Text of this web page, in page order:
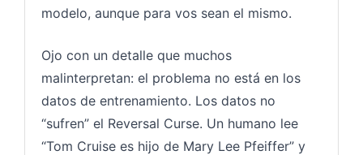
modelo, aunque para vos sean el mismo.
Ojo con un detalle que muchos
malinterpretan: el problema no está en los
datos de entrenamiento. Los datos no
“sufren” el Reversal Curse. Un humano lee
“Tom Cruise es hijo de Mary Lee Pfeiffer” y